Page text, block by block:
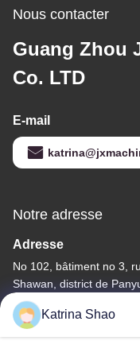
Nous contacter
Guang Zhou
Co. LTD
E-mail
Notre adresse
Adresse
No 102, bâtiment no 3,
Shawan, district de
Guangdong, Chine
Télégramme
Katrina Shao